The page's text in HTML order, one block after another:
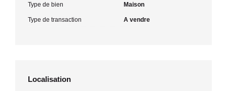
Type de bien Maison
Type de transaction A vendre
Localisation